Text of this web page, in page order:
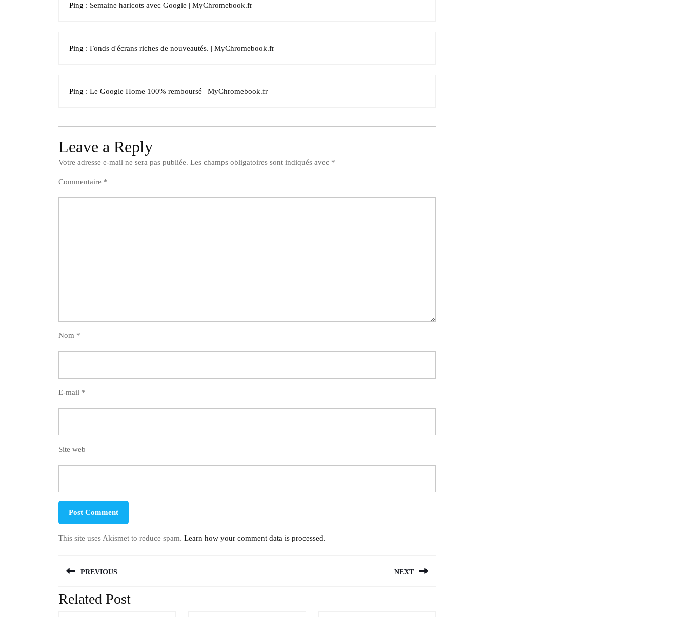
Ping : Semaine haricots avec Google | MyChromebook.fr
Ping : Fonds d'écrans riches de nouveautés. | MyChromebook.fr
Ping : Le Google Home 100% remboursé | MyChromebook.fr
Leave a Reply
Votre adresse e-mail ne sera pas publiée. Les champs obligatoires sont indiqués avec *
Commentaire *
Nom *
E-mail *
Site web
This site uses Akismet to reduce spam. Learn how your comment data is processed.
de
l’article
PREVIOUS
Previous
NEXT
Related Post